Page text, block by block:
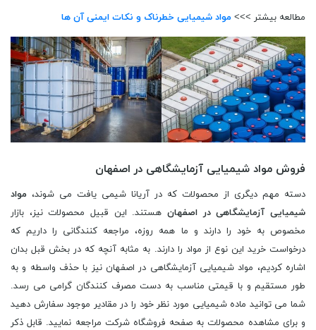
مطالعه بیشتر >>> مواد شیمیایی خطرناک و نکات ایمنی آن ها
فروش مواد شیمیایی آزمایشگاهی در اصفهان
دسته مهم دیگری از محصولات که در آریانا شیمی یافت می شوند، مواد
شیمیایی آزمایشگاهی در اصفهان هستند. این قبیل محصولات نیز، بازار
مخصوص به خود را دارند و ما همه روزه، مراجعه کنندگانی را داریم که
درخواست خرید این نوع از مواد را دارند. به مثابه آنچه که در بخش قبل بدان
اشاره کردیم، مواد شیمیایی آزمایشگاهی در اصفهان نیز با حذف واسطه و به
طور مستقیم و با قیمتی مناسب به دست مصرف کنندگان گرامی می رسد.
شما می توانید ماده شیمیایی مورد نظر خود را در مقادیر موجود سفارش دهید
و برای مشاهده محصولات به صفحه فروشگاه شرکت مراجعه نمایید. قابل ذکر